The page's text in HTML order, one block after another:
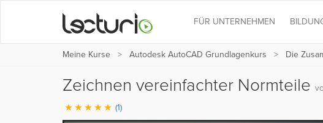
FÜR UNTERNEHMEN
Meine Kurse Autodesk AutoCAD Grundlagenkurs Die
Zeichnen vereinfachter Normteile
(1)